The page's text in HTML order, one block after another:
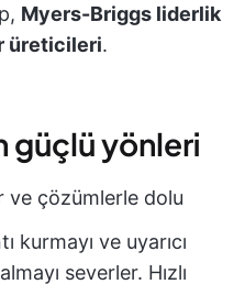
Myers-Briggs liderlik
üreticileri.
güçlü yönleri
ve çözümlerle dolu
kurmayı ve uyarıcı
severler. Hızlı